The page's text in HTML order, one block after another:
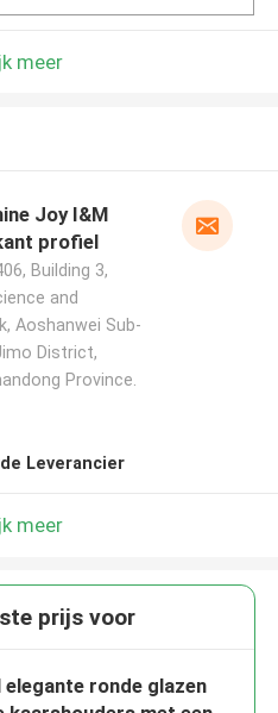
meer
Joy I&M
profiel
Building 3,
and
Aoshanwei Sub-
District,
Province.
Leverancier
meer
prijs voor
elegante ronde glazen